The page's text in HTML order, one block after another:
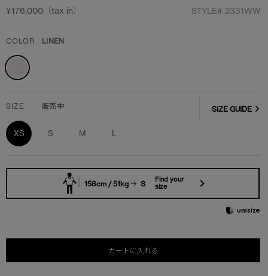
¥176,000（tax in） STYLE# 2331WW
COLOR LINEN
SIZE 販売中
XS S M L
SIZE GUIDE
158cm / 51kg S
Find your
size
カートに入れる